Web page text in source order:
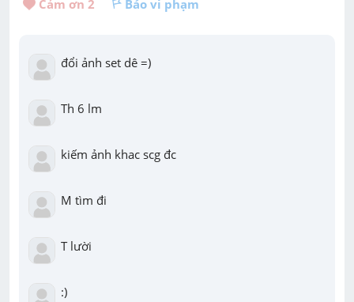
Cảm ơn 2 Báo vi phạm
đổi ảnh set dê =)
Th 6 lm
kiếm ảnh khac scg đc
M tìm đi
T lười
:)